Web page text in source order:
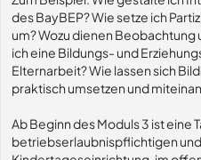
des BayBEP? Wie setze ich
um? Wozu dienen
ich eine Bildungs- und
Elternarbeit? Wie lassen sich
praktisch umsetzen und
Ab Beginn des Moduls 3 ist eine
betriebserlaubnispflichtigen